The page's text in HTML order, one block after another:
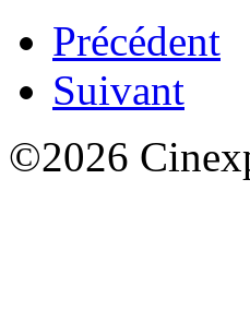
Précédent
Suivant
©2026